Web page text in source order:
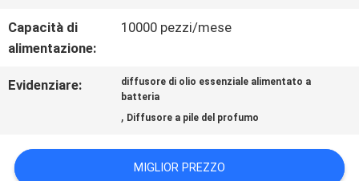
QUALITÀ
CONTATTICI
Capacità di
alimentazione:
10000 pezzi/mese
Evidenziare:
diffusore di olio essenziale alimentato a
batteria
, Diffusore a pile del profumo
MIGLIOR PREZZO